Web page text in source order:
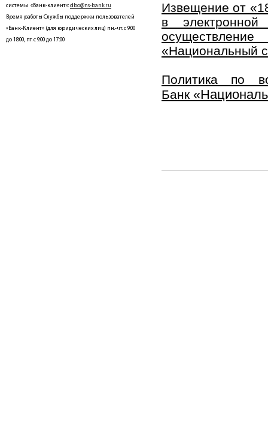
системы «Банк-клиент»:dbo@ns-bank.ru
Время работы Службы поддержки пользователей
«Банк-Клиент» (для юридических лиц) пн.-чт. с 9:00
до 18:00, пт. с 9:00 до 17:00
Извещение от
в
«Национальный
Политика по
Банк